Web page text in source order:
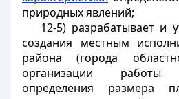
природных явлений;
12-5) разрабатывает и
создания местным
района (города
организации
определения размера